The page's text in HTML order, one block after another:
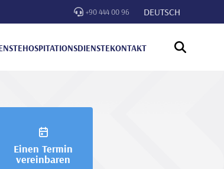
+90 444 00 96 DEUTSCH
HOSPITATIONSDIENSTEKONTAKT
Einen Termin
vereinbaren